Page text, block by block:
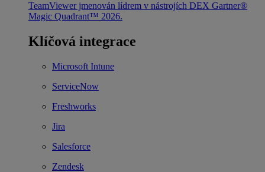
TeamViewer jmenován lídrem v nástrojích DEX Gartner®
Magic Quadrant™ 2026.
Klíčová integrace
Microsoft Intune
ServiceNow
Freshworks
Jira
Salesforce
Zendesk